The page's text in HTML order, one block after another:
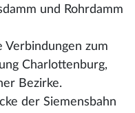
und Rohrdamm
Verbindungen zum
Charlottenburg,
Bezirke.
der Siemensbahn